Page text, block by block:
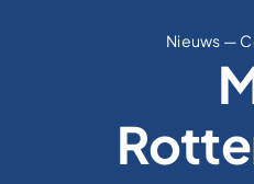
Nieuws —